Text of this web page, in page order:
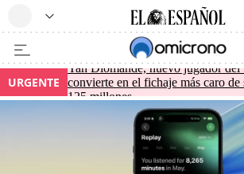
URGENTE
Yan Diomande, nuevo jugador del
convierte en el fichaje más caro de
125 millones